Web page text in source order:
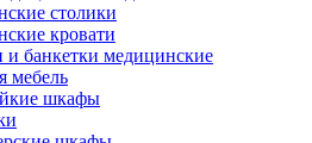
столики
кровати
и банкетки медицинские
мебель
шкафы